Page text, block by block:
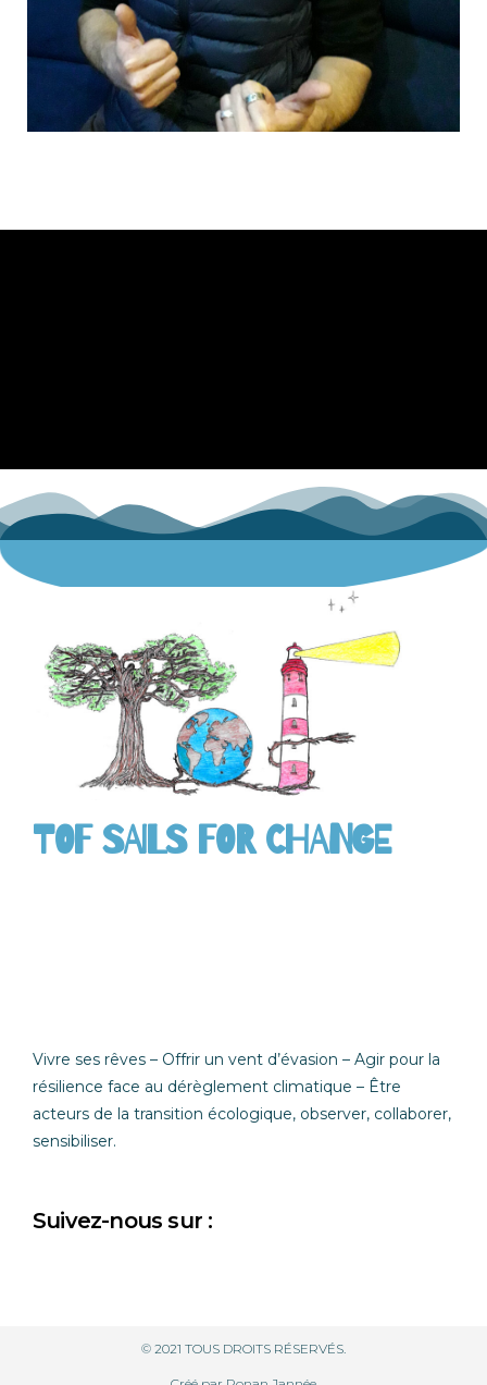
TOF SAILS FOR CHANGE
Vivre ses rêves – Offrir un vent d’évasion – Agir pour la
résilience face au dérèglement climatique – Être
acteurs de la transition écologique, observer, collaborer,
sensibiliser.
Suivez-nous sur :
© 2021 TOUS DROITS RÉSERVÉS.